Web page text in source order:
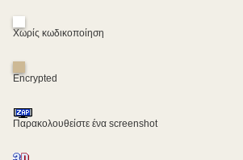
Χωρίς κωδικοποίηση
Encrypted
Παρακολουθείστε ένα screenshot